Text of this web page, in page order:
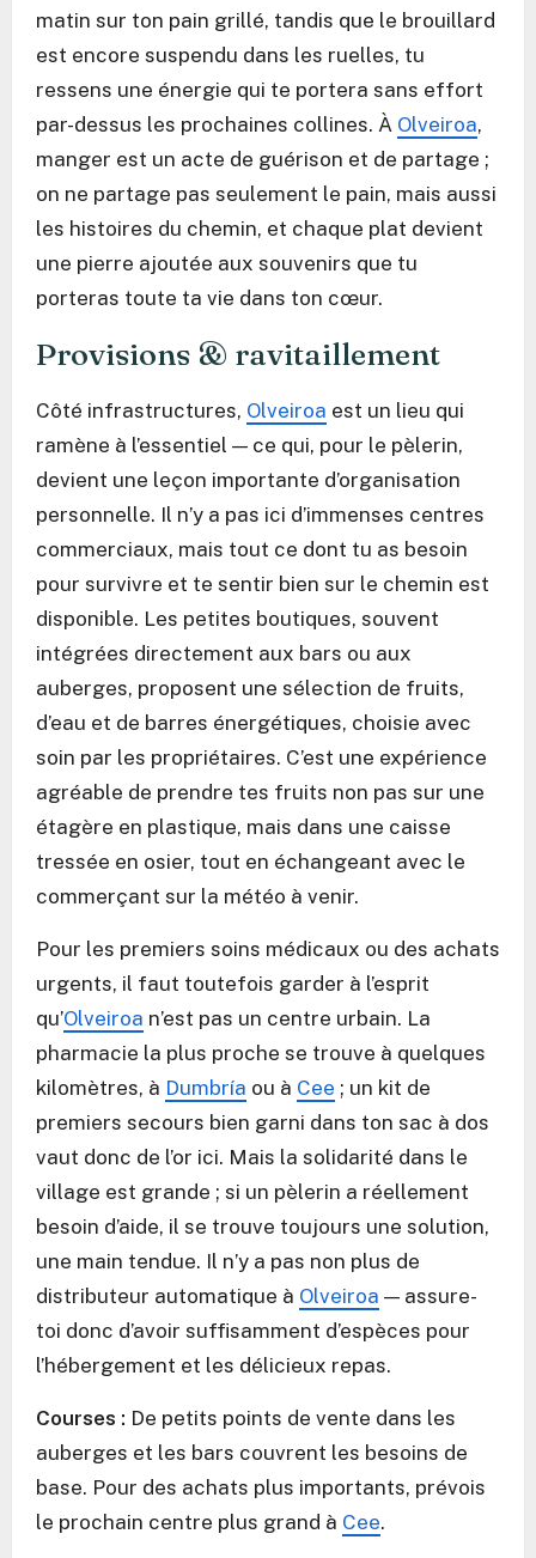
matin sur ton pain grillé, tandis que le brouillard
est encore suspendu dans les ruelles, tu
ressens une énergie qui te portera sans effort
par-dessus les prochaines collines. À Olveiroa,
manger est un acte de guérison et de partage ;
on ne partage pas seulement le pain, mais aussi
les histoires du chemin, et chaque plat devient
une pierre ajoutée aux souvenirs que tu
porteras toute ta vie dans ton cœur.
Provisions & ravitaillement
Côté infrastructures, Olveiroa est un lieu qui
ramène à l’essentiel — ce qui, pour le pèlerin,
devient une leçon importante d’organisation
personnelle. Il n’y a pas ici d’immenses centres
commerciaux, mais tout ce dont tu as besoin
pour survivre et te sentir bien sur le chemin est
disponible. Les petites boutiques, souvent
intégrées directement aux bars ou aux
auberges, proposent une sélection de fruits,
d’eau et de barres énergétiques, choisie avec
soin par les propriétaires. C’est une expérience
agréable de prendre tes fruits non pas sur une
étagère en plastique, mais dans une caisse
tressée en osier, tout en échangeant avec le
commerçant sur la météo à venir.
Pour les premiers soins médicaux ou des achats
urgents, il faut toutefois garder à l’esprit
qu’Olveiroa n’est pas un centre urbain. La
pharmacie la plus proche se trouve à quelques
kilomètres, à Dumbría ou à Cee ; un kit de
premiers secours bien garni dans ton sac à dos
vaut donc de l’or ici. Mais la solidarité dans le
village est grande ; si un pèlerin a réellement
besoin d’aide, il se trouve toujours une solution,
une main tendue. Il n’y a pas non plus de
distributeur automatique à Olveiroa — assure-
toi donc d’avoir suffisamment d’espèces pour
l’hébergement et les délicieux repas.
Courses : De petits points de vente dans les
auberges et les bars couvrent les besoins de
base. Pour des achats plus importants, prévois
le prochain centre plus grand à Cee.